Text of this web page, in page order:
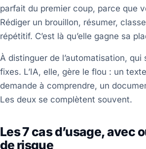
parfait du premier coup, parce que
Rédiger un brouillon, résumer,
répétitif. C’est là qu’elle gagne sa
À distinguer de l’automatisation, qui
fixes. L’IA, elle, gère le flou : un
demande à comprendre, un
Les deux se complètent souvent.
Les 7 cas d’usage, avec
de risque